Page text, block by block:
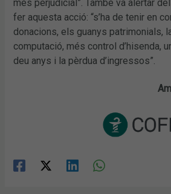
més perjudicial”. També va alertar
fer aquesta acció: “s’ha de tenir en
donacions, els guanys patrimonials,
computació, més control d’hisenda,
deu anys i la pèrdua d’ingressos”.